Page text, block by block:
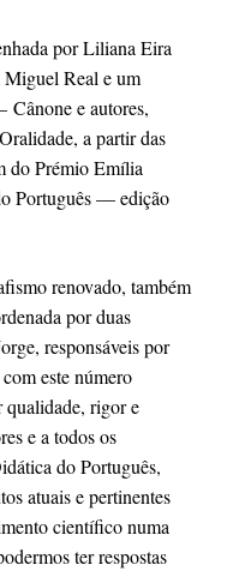
por Liliana Eira
Miguel Real e um
Cânone e autores
a partir das
do Prémio Emília
Português — edição
renovado, também
por duas
responsáveis por
este número
qualidade, rigor e
e a todos os
do Português,
atuais e pertinentes
científico numa
ter respostas